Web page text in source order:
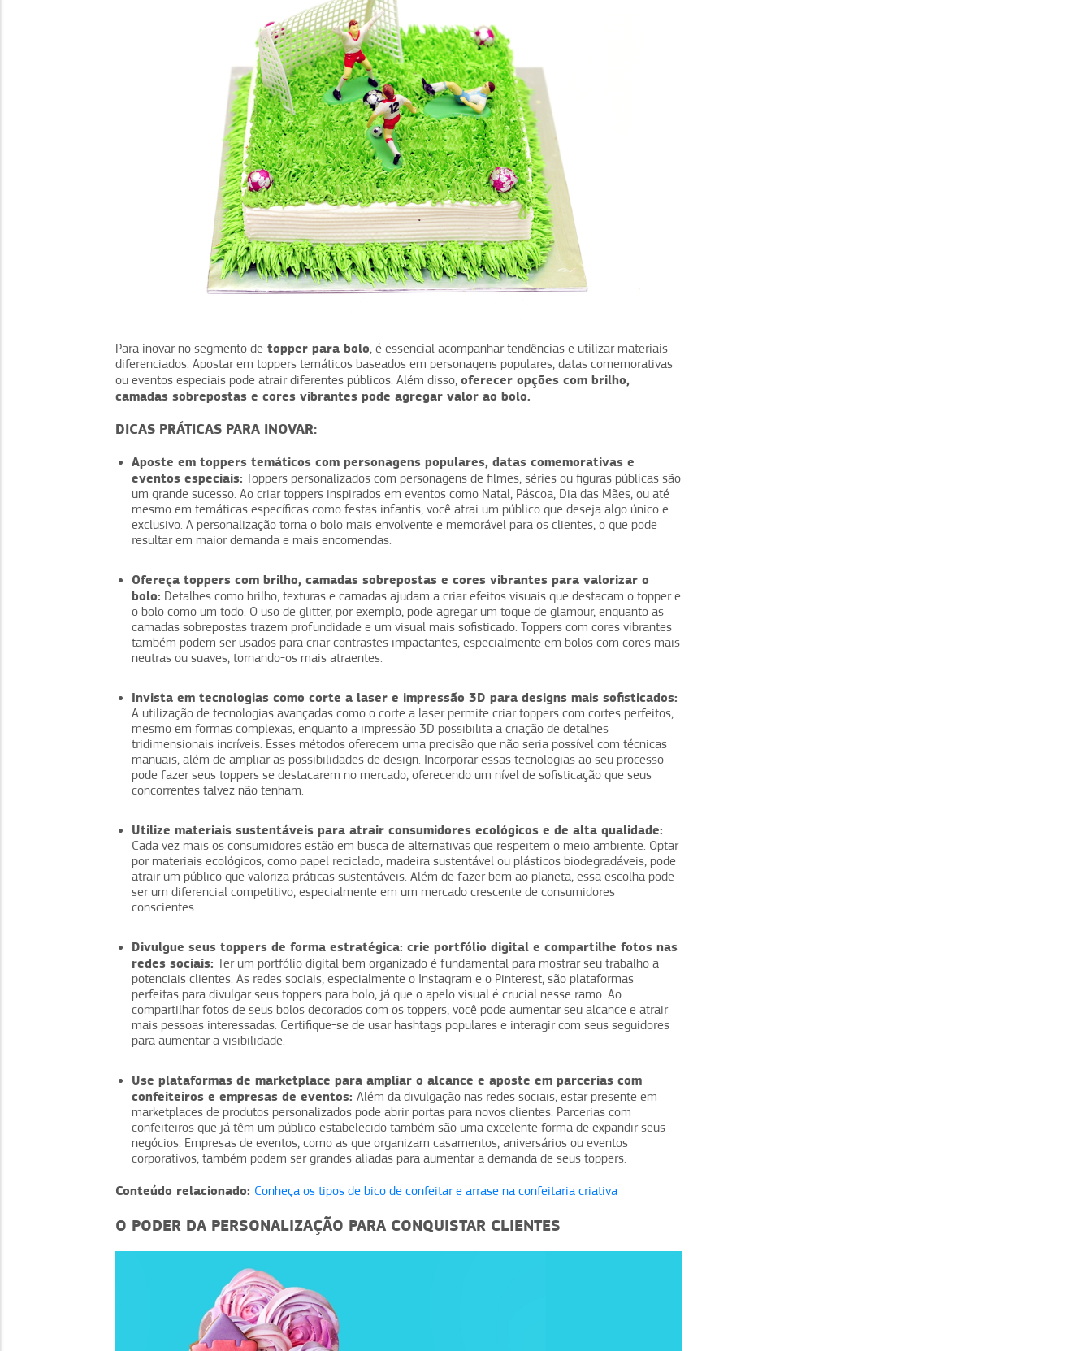
Para inovar no segmento de topper para bolo, é essencial acompanhar tendências e utilizar materiais
diferenciados. Apostar em toppers temáticos baseados em personagens populares, datas comemorativas
ou eventos especiais pode atrair diferentes públicos. Além disso, oferecer opções com brilho,
camadas sobrepostas e cores vibrantes pode agregar valor ao bolo.
DICAS PRÁTICAS PARA INOVAR:
Aposte em toppers temáticos com personagens populares, datas comemorativas e
eventos especiais: Toppers personalizados com personagens de filmes, séries ou figuras públicas são
um grande sucesso. Ao criar toppers inspirados em eventos como Natal, Páscoa, Dia das Mães, ou até
mesmo em temáticas específicas como festas infantis, você atrai um público que deseja algo único e
exclusivo. A personalização torna o bolo mais envolvente e memorável para os clientes, o que pode
resultar em maior demanda e mais encomendas.
Ofereça toppers com brilho, camadas sobrepostas e cores vibrantes para valorizar o
bolo: Detalhes como brilho, texturas e camadas ajudam a criar efeitos visuais que destacam o topper e
o bolo como um todo. O uso de glitter, por exemplo, pode agregar um toque de glamour, enquanto as
camadas sobrepostas trazem profundidade e um visual mais sofisticado. Toppers com cores vibrantes
também podem ser usados para criar contrastes impactantes, especialmente em bolos com cores mais
neutras ou suaves, tornando-os mais atraentes.
Invista em tecnologias como corte a laser e impressão 3D para designs mais sofisticados:
A utilização de tecnologias avançadas como o corte a laser permite criar toppers com cortes perfeitos,
mesmo em formas complexas, enquanto a impressão 3D possibilita a criação de detalhes
tridimensionais incríveis. Esses métodos oferecem uma precisão que não seria possível com técnicas
manuais, além de ampliar as possibilidades de design. Incorporar essas tecnologias ao seu processo
pode fazer seus toppers se destacarem no mercado, oferecendo um nível de sofisticação que seus
concorrentes talvez não tenham.
Utilize materiais sustentáveis para atrair consumidores ecológicos e de alta qualidade:
Cada vez mais os consumidores estão em busca de alternativas que respeitem o meio ambiente. Optar
por materiais ecológicos, como papel reciclado, madeira sustentável ou plásticos biodegradáveis, pode
atrair um público que valoriza práticas sustentáveis. Além de fazer bem ao planeta, essa escolha pode
ser um diferencial competitivo, especialmente em um mercado crescente de consumidores
conscientes.
Divulgue seus toppers de forma estratégica: crie portfólio digital e compartilhe fotos nas
redes sociais: Ter um portfólio digital bem organizado é fundamental para mostrar seu trabalho a
potenciais clientes. As redes sociais, especialmente o Instagram e o Pinterest, são plataformas
perfeitas para divulgar seus toppers para bolo, já que o apelo visual é crucial nesse ramo. Ao
compartilhar fotos de seus bolos decorados com os toppers, você pode aumentar seu alcance e atrair
mais pessoas interessadas. Certifique-se de usar hashtags populares e interagir com seus seguidores
para aumentar a visibilidade.
Use plataformas de marketplace para ampliar o alcance e aposte em parcerias com
confeiteiros e empresas de eventos: Além da divulgação nas redes sociais, estar presente em
marketplaces de produtos personalizados pode abrir portas para novos clientes. Parcerias com
confeiteiros que já têm um público estabelecido também são uma excelente forma de expandir seus
negócios. Empresas de eventos, como as que organizam casamentos, aniversários ou eventos
corporativos, também podem ser grandes aliadas para aumentar a demanda de seus toppers.
Conteúdo relacionado: Conheça os tipos de bico de confeitar e arrase na confeitaria criativa
O PODER DA PERSONALIZAÇÃO PARA CONQUISTAR CLIENTES